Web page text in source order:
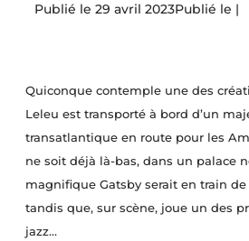
Contact
Devenir annonceur
29 avril 2023 |
Quiconque contemple une des
Leleu est transporté à bord d’un
transatlantique en route pour les
ne soit déjà là-bas, dans un palace
magnifique Gatsby serait en train
tandis que, sur scène, joue un des
jazz…